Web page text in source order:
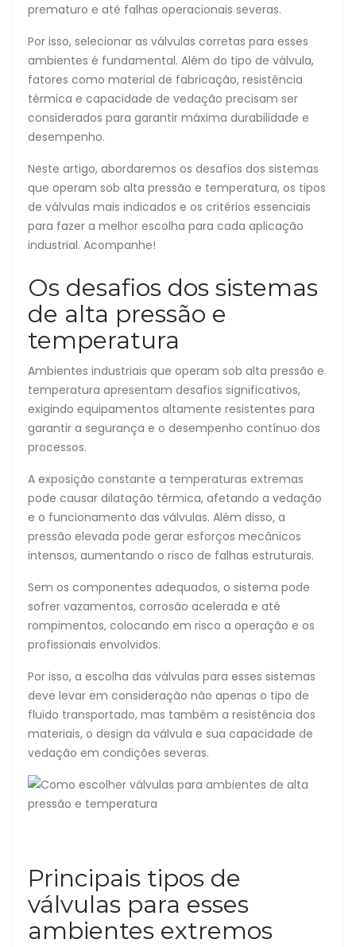
prematuro e até falhas operacionais severas.
Por isso, selecionar as válvulas corretas para esses
ambientes é fundamental. Além do tipo de válvula,
fatores como material de fabricação, resistência
térmica e capacidade de vedação precisam ser
considerados para garantir máxima durabilidade e
desempenho.
Neste artigo, abordaremos os desafios dos sistemas
que operam sob alta pressão e temperatura, os tipos
de válvulas mais indicados e os critérios essenciais
para fazer a melhor escolha para cada aplicação
industrial. Acompanhe!
Os desafios dos sistemas
de alta pressão e
temperatura
Ambientes industriais que operam sob alta pressão e
temperatura apresentam desafios significativos,
exigindo equipamentos altamente resistentes para
garantir a segurança e o desempenho contínuo dos
processos.
A exposição constante a temperaturas extremas
pode causar dilatação térmica, afetando a vedação
e o funcionamento das válvulas. Além disso, a
pressão elevada pode gerar esforços mecânicos
intensos, aumentando o risco de falhas estruturais.
Sem os componentes adequados, o sistema pode
sofrer vazamentos, corrosão acelerada e até
rompimentos, colocando em risco a operação e os
profissionais envolvidos.
Por isso, a escolha das válvulas para esses sistemas
deve levar em consideração não apenas o tipo de
fluido transportado, mas também a resistência dos
materiais, o design da válvula e sua capacidade de
vedação em condições severas.
Principais tipos de
válvulas para esses
ambientes extremos